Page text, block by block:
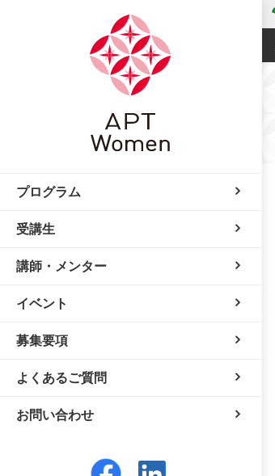
プログラム
受講生
講師・メンター
イベント
募集要項
よくあるご質問
お問い合わせ